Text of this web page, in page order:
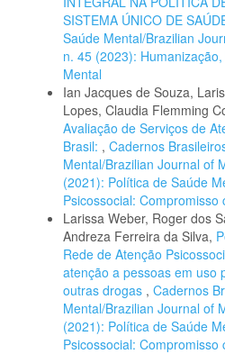
SISTEMA ÚNICO DE
Saúde Mental/Brazilian
n. 45 (2023):
Mental
Ian Jacques de Souza,
Lopes, Claudia Flemming
Avaliação de Serviços de
Brasil: , Cadernos
Mental/Brazilian Journal of
(2021): Política de Saúde
Psicossocial:
Larissa Weber, Roger dos
Andreza Ferreira da Silva,
Rede de Atenção
atenção a pessoas em uso
outras drogas , Cadernos
Mental/Brazilian Journal of
(2021): Política de Saúde
Psicossocial: